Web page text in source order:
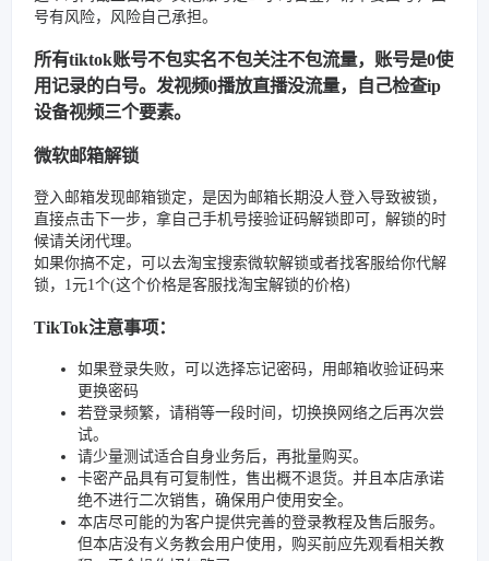
号有风险，风险自己承担。
所有tiktok账号不包实名不包关注不包流量，账号是0使
用记录的白号。发视频0播放直播没流量，自己检查ip
设备视频三个要素。
微软邮箱解锁
登入邮箱发现邮箱锁定，是因为邮箱长期没人登入导致被锁，
直接点击下一步，拿自己手机号接验证码解锁即可，解锁的时
候请关闭代理。
如果你搞不定，可以去淘宝搜索微软解锁或者找客服给你代解
锁，1元1个(这个价格是客服找淘宝解锁的价格)
TikTok注意事项：
如果登录失败，可以选择忘记密码，用邮箱收验证码来
更换密码
若登录频繁，请稍等一段时间，切换换网络之后再次尝
试。
请少量测试适合自身业务后，再批量购买。
卡密产品具有可复制性，售出概不退货。并且本店承诺
绝不进行二次销售，确保用户使用安全。
本店尽可能的为客户提供完善的登录教程及售后服务。
但本店没有义务教会用户使用，购买前应先观看相关教